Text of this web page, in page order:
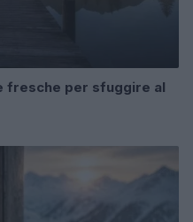
fresche per sfuggire al